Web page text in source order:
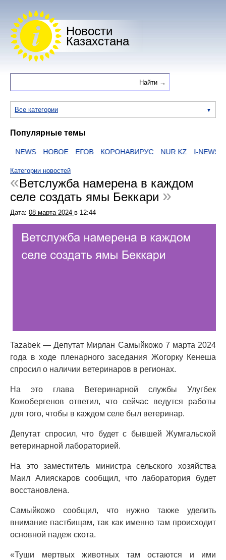
Новости
Казахстана
Все категории
Популярные темы
NEWS НОВОЕ ЕГОВ КОРОНАВИРУС NUR KZ I-NEWS KZ
Категории новостей
Ветслужба намерена в каждом
селе создать ямы Беккари
Дата: 08 марта 2024 в 12:44
Tazabek — Депутат Мирлан Самыйкожо 7 марта 2024
года в ходе пленарного заседания Жогорку Кенеша
спросил о наличии ветеринаров в регионах.
На это глава Ветеринарной службы Улугбек
Кожобергенов ответил, что сейчас ведутся работы
для того, чтобы в каждом селе был ветеринар.
Депутат спросил, что будет с бывшей Жумгальской
ветеринарной лабораторией.
На это заместитель министра сельского хозяйства
Маил Алияскаров сообщил, что лаборатория будет
восстановлена.
Самыйкожо сообщил, что нужно также уделить
внимание пастбищам, так как именно там происходит
основной падеж скота.
«Туши мертвых животных там остаются и ими